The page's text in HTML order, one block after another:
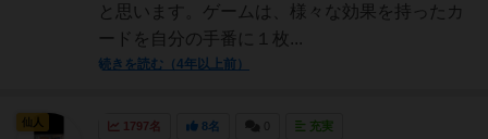
と思います。ゲームは、様々な効果を持ったカ
ードを自分の手番に１枚...
続きを読む（4年以上前）
1797名 8名 充実
仙人